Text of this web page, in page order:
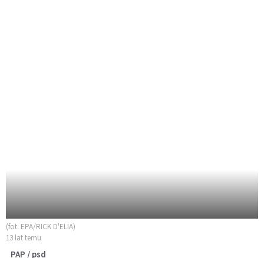
(fot. EPA/RICK D'ELIA)
13 lat temu
PAP / psd